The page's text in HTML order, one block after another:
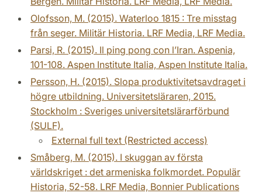
Olofsson, M. (2015). Waterloo 1815 : Tre misstag
från seger. Militär Historia. LRF Media, LRF Media.
Parsi, R. (2015). Il ping pong con l’Iran. Aspenia,
101-108. Aspen Institute Italia, Aspen Institute Italia.
Persson, H. (2015). Slopa produktivitetsavdraget i
högre utbildning. Universitetsläraren, 2015.
Stockholm : Sveriges universitetslärarförbund
(SULF).
External full text (Restricted access)
Småberg, M. (2015). I skuggan av första
världskriget : det armeniska folkmordet. Populär
Historia, 52-58. LRF Media, Bonnier Publications